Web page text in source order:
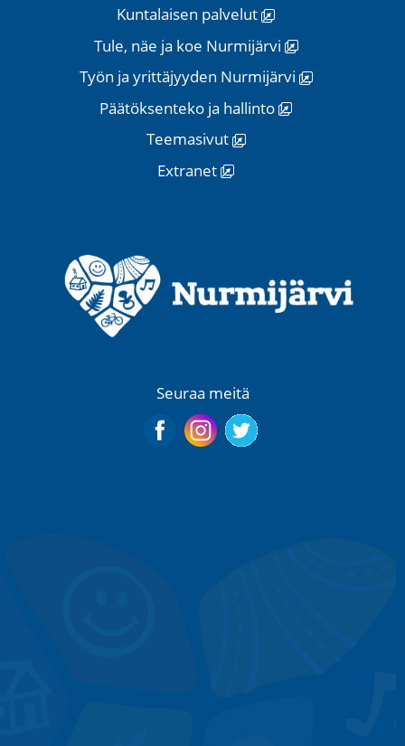
Kuntalaisen palvelut
Tule, näe ja koe Nurmijärvi
Työn ja yrittäjyyden Nurmijärvi
Päätöksenteko ja hallinto
Teemasivut
Extranet
Seuraa meitä